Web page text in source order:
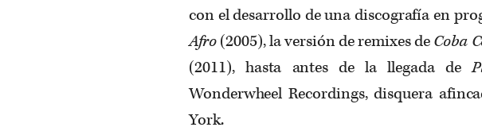
con el desarrollo de una discografía en
Afro(2005), la versión de remixes deCoba
(2011), hasta antes de la llegada de
Wonderwheel Recordings, disquera
York.